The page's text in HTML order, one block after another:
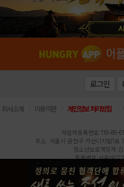
로그인
회사소개 이용약관 개인정보 처리방침
사업자등록번호:119-86-
주소: 서울시 금천구 가산디지털1
청소년보호책임자:
등록번호:서울아
발행인:(주)스마
헝그리앱의 콘텐츠 및 기사는 저작권법의